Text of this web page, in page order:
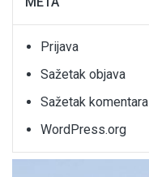
Prijava
Sažetak objava
Sažetak komentara
WordPress.org